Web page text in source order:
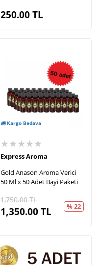
250.00TL
Kargo Bedava
★★★★★
Express Aroma
Gold Anason Aroma Verici
50 Ml x 50 Adet Bayi Paketi
1,750.00TL
1,350.00TL % 22